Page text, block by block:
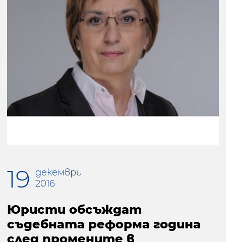
19 декември
2016
Юристи обсъждат
съдебната реформа година
след промените в